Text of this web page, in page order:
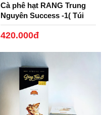
Cà phê hạt RANG Trung
Nguyên Success -1( Túi
1kg)
420.000đ